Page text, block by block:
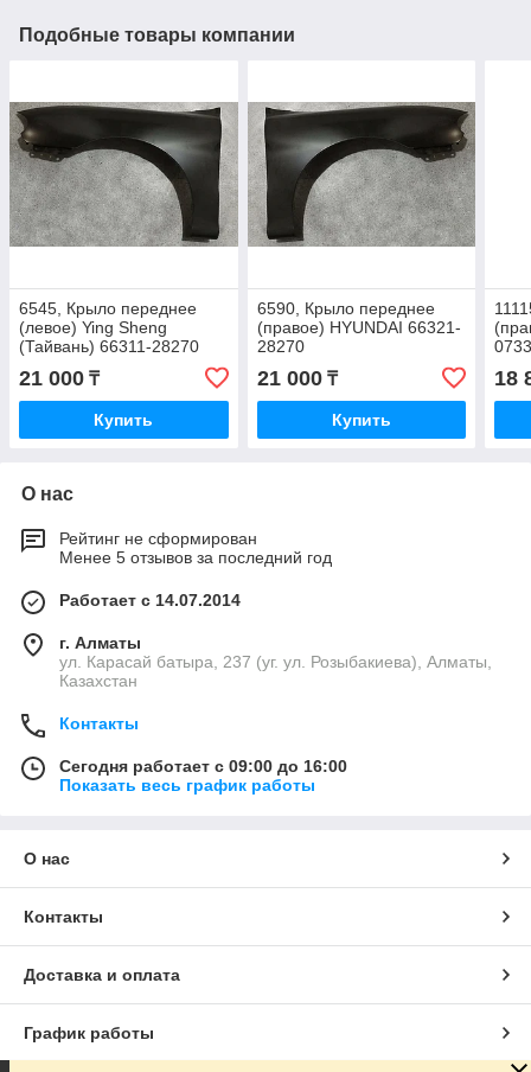
Подобные товары компании
6545, Крыло переднее
(левое) Ying Sheng
(Тайвань) 66311-28270
21 000 ₸
Купить
6590, Крыло переднее
(правое) HYUNDAI 66321-
28270
21 000₸
Купить
18
О нас
Рейтинг не сформирован
Менее 5 отзывов за последний год
Работает с 14.07.2014
г. Алматы
ул. Карасай батыра, 237 (уг. ул. Розыбакиева), Алматы,
Казахстан
Контакты
Сегодня работает с 09:00 до 16:00
Показать весь график работы
О нас
Контакты
Доставка и оплата
График работы